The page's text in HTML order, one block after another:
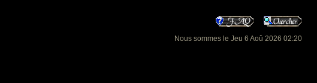
Nous sommes le Jeu 6 Aoû 2026 02:20